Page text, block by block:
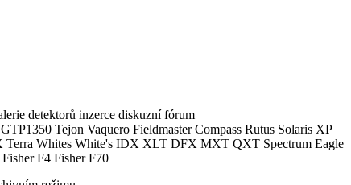
detektorů inzerce diskuzní fórum
Tejon Vaquero Fieldmaster Compass Rutus Solaris XP
Whites White's IDX XLT DFX MXT QXT Spectrum Eagle
F4 Fisher F70